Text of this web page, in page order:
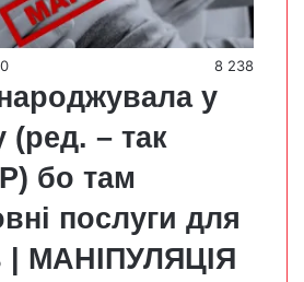
8 238
у
(ред. – так
бо там
послуги для
| МАНІПУЛЯЦІЯ